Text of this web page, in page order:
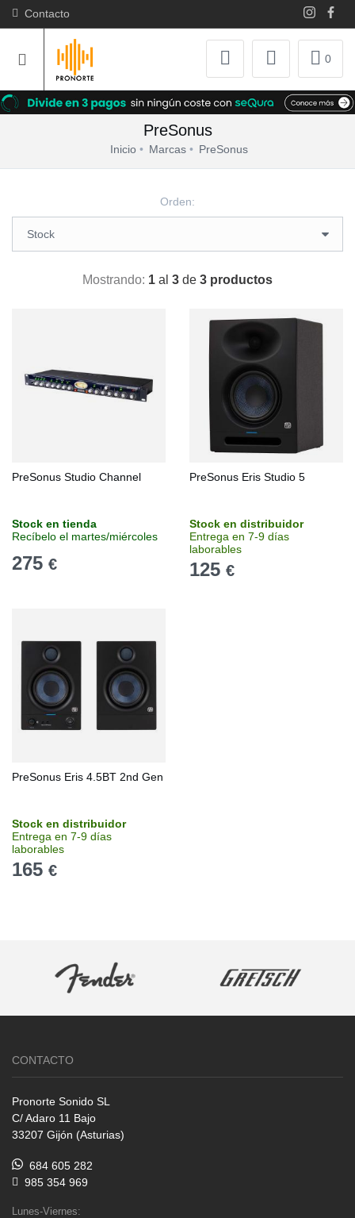
Contacto
0
PreSonus
Inicio Marcas PreSonus
Orden:
Mostrando: 1 al 3 de 3 productos
PreSonus Studio Channel
Stock en tienda
Recíbelo el martes/miércoles
275 €
PreSonus Eris Studio 5
Stock en distribuidor
Entrega en 7-9 días
laborables
125 €
PreSonus Eris 4.5BT 2nd Gen
Stock en distribuidor
Entrega en 7-9 días
laborables
165 €
CONTACTO
Pronorte Sonido SL
C/ Adaro 11 Bajo
33207 Gijón (Asturias)
684 605 282
985 354 969
Lunes-Viernes: